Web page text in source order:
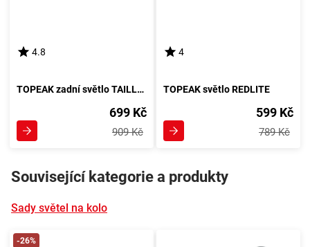
4.8
TOPEAK zadní světlo TAILLUX 25 DF
699 Kč
909 Kč
4
TOPEAK světlo REDLITE
599 Kč
789 Kč
Související kategorie a produkty
Sady světel na kolo
-26%